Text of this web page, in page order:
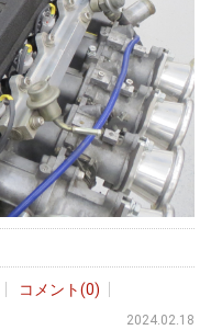
コメント(0)
2024.02.18